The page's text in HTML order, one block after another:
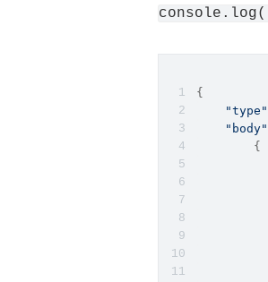
{
"type"
"body"
        {